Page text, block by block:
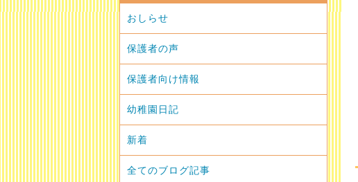
おしらせ
保護者の声
保護者向け情報
幼稚園日記
新着
全てのブログ記事